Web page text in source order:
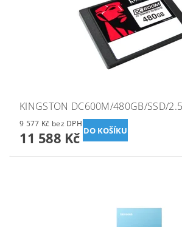
KINGSTON DC600M/480GB/SSD/
9 577 Kč bez DPH
11 588 Kč